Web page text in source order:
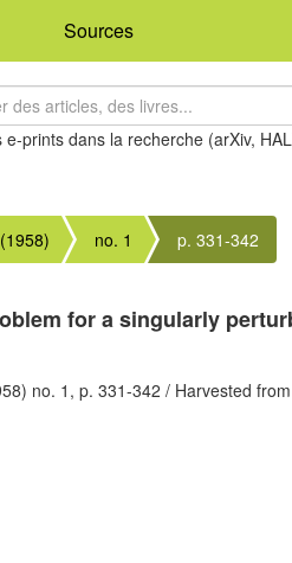
Sources
e-prints dans la recherche (arXiv,
no. 1 p. 331-342
for a singularly
no. 1, p. 331-342 / Harvested from